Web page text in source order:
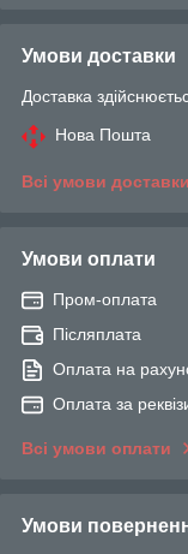
Умови доставки
Доставка
Нова Пошта
Всі умови доставки
Умови оплати
Пром-оплата
Післяплата
Оплата на
Оплата за
Всі умови оплати
Умови